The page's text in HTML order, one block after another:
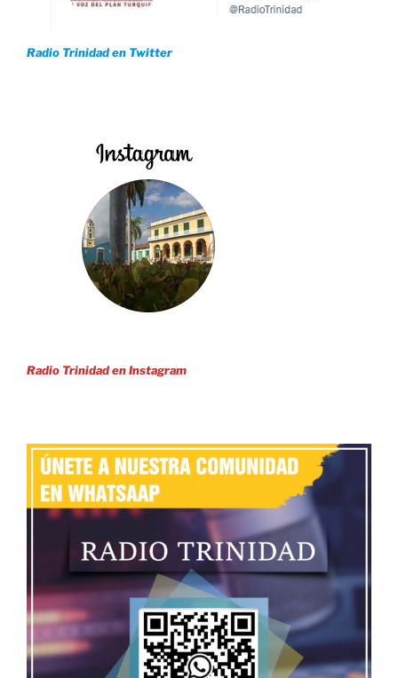
Radio Trinidad en Twitter
Radio Trinidad en Instagram